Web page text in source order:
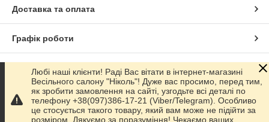
Доставка та оплата
Графік роботи
Повна версія сайту
Сайт створено на маркетплейсіProm.ua
Любі наші клієнти! Раді Вас вітати в інтернет-магазині
Весільного салону "Ніколь"! Дуже вас просимо, перед тим,
як зробити замовлення на сайті, узгодьте всі деталі по
телефону +38(097)386-17-21 (Viber/Telegram). Особливо
це стосується такого товару, який вам може не підійти за
розміром. Дякуємо за поразуміння! Чекаємо ваших